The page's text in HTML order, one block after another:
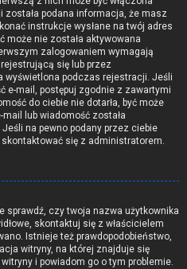
została podana informacja, że masz
instrukcje wysłane na twój adres
może nie została aktywowana
zalogowaniem wymagają
się lub przez
wyświetlona podczas rejestracji. Jeśli
e-mail, postępuj zgodnie z zawartymi
do ciebie nie dotarła, być może
mail lub wiadomość została
na pewno podany przez ciebie
skontaktować się z administratorem.
sprawdź, czy twoja nazwa użytkownika
skontaktuj się z właścicielem
Istnieje też prawdopodobieństwo,
witryny, na której znajduje się
i powiadom go o tym problemie.